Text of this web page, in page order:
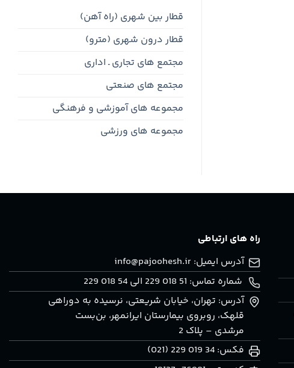
قطار
مشهد،
مؤثر
در
زیرساخت‌های
و
مشهد
قطار بین شهری (راه آهن)
قطار درون شهری (مترو)
مجتمع های تجاری ـ اداری
مجتمع های صنعتی
مجموعه های آموزشی و فرهنگی
مجموعه های ورزشی
راه های ارتباطی
آدرس ایمیل: info@pajoohesh.ir
شماره تماس: 51 018 229 الی 54 018 229
آدرس: تهران، خيابان شريعتی، نرسيده به دوراهی
قلهک، روبروی بيمارستان ايرانمهر، بن‌بست
مرشدی – پلاک 2
فکس: 34 019 229 (021)